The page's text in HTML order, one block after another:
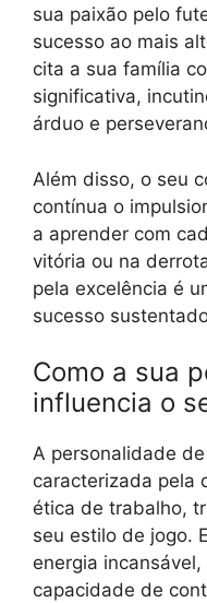
sua paixão pelo
sucesso ao mais
cita a sua família
significativa,
árduo e
Além disso, o seu
contínua o
a aprender com
vitória ou na
pela excelência é
sucesso
Como a sua
influencia o
A personalidade
caracterizada pela
ética de trabalho,
seu estilo de jogo.
energia
capacidade de